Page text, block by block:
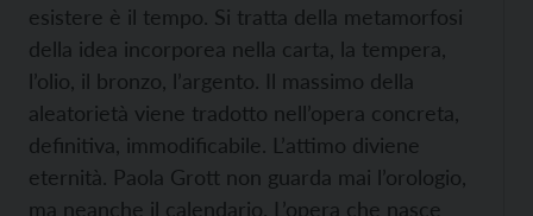
esistere è il tempo. Si tratta della metamorfosi
della idea incorporea nella carta, la tempera,
l’olio, il bronzo, l’argento. Il massimo della
aleatorietà viene tradotto nell’opera concreta,
definitiva, immodificabile. L’attimo diviene
eternità. Paola Grott non guarda mai l’orologio,
ma neanche il calendario. L’opera che nasce